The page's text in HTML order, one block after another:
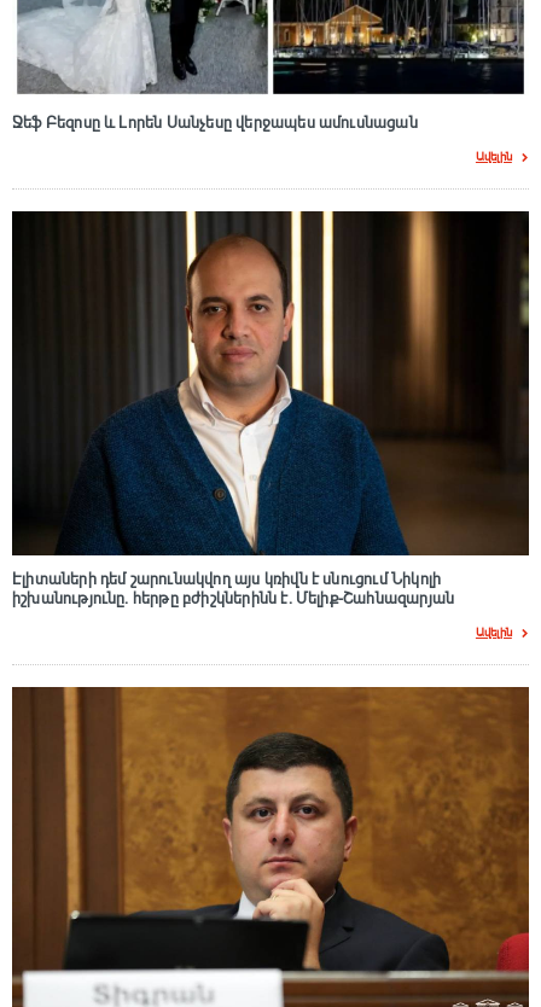
Ջեֆ Բեզոսը և Լորեն Սանչեսը վերջապես ամուսնացան
Ավելին
Էլիտաների դեմ շարունակվող այս կռիվն է սնուցում Նիկոլի
իշխանությունը. հերթը բժիշկներինն է. Մելիք-Շահնազարյան
Ավելին